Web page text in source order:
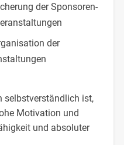
der Sponsoren-
der
selbstverständlich ist,
Motivation und
und absoluter